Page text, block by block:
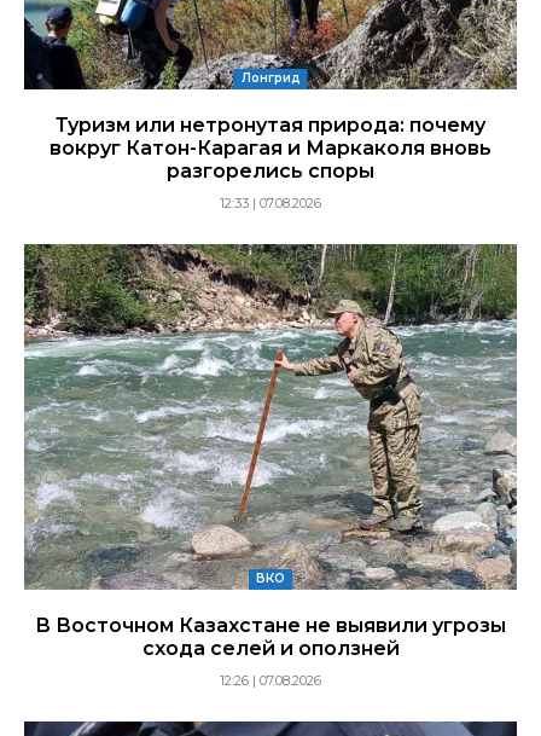
Лонгрид
Туризм или нетронутая природа: почему
вокруг Катон-Карагая и Маркаколя вновь
разгорелись споры
12:33 | 07.08.2026
ВКО
В Восточном Казахстане не выявили угрозы
схода селей и оползней
12:26 | 07.08.2026